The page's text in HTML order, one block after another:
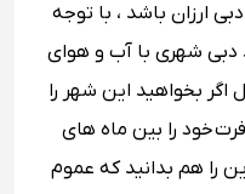
ارزان باشد ، با توجه
دبی شهری با آب و هوای
بخواهید این شهر را
خود را بین ماه های
را هم بدانید که عموم